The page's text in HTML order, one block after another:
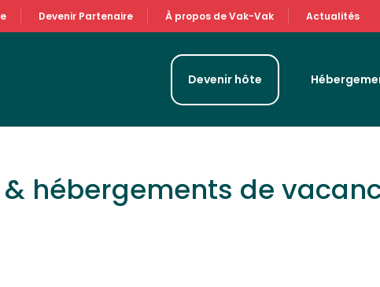
Devenir Partenaire À propos de Vak-Vak Actualités
Devenir hôte
hébergements de